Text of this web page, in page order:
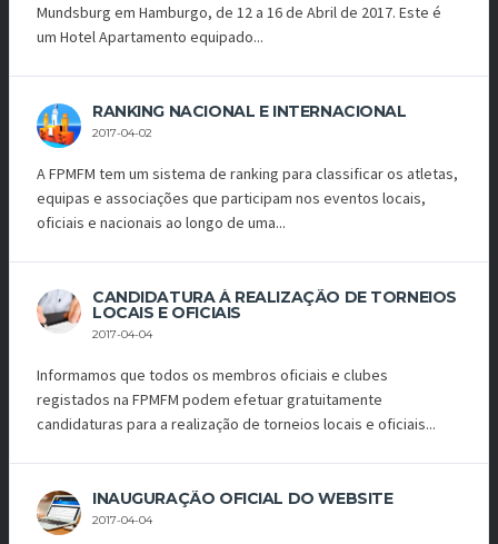
Mundsburg em Hamburgo, de 12 a 16 de Abril de 2017. Este é
um Hotel Apartamento equipado...
RANKING NACIONAL E INTERNACIONAL
2017-04-02
A FPMFM tem um sistema de ranking para classificar os atletas,
equipas e associações que participam nos eventos locais,
oficiais e nacionais ao longo de uma...
CANDIDATURA À REALIZAÇÃO DE TORNEIOS
LOCAIS E OFICIAIS
2017-04-04
Informamos que todos os membros oficiais e clubes
registados na FPMFM podem efetuar gratuitamente
candidaturas para a realização de torneios locais e oficiais...
INAUGURAÇÃO OFICIAL DO WEBSITE
2017-04-04